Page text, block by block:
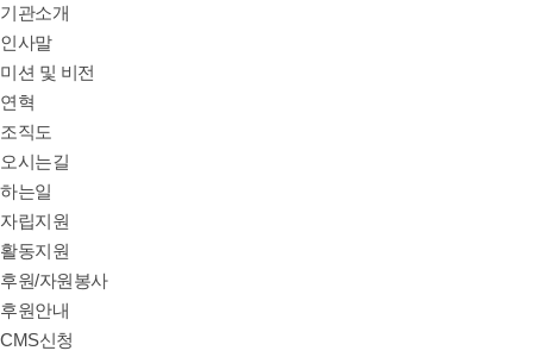
기관소개
인사말
미션 및 비전
연혁
조직도
오시는길
하는일
자립지원
활동지원
후원/자원봉사
후원안내
CMS신청